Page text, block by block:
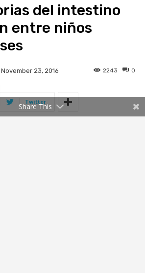
Share This